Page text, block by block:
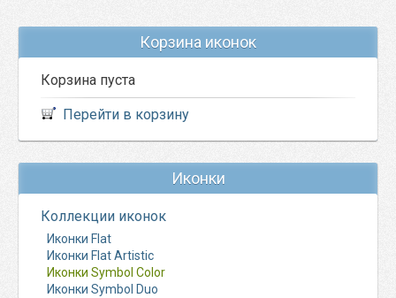
Корзина иконок
Корзина пуста
Перейти в корзину
Иконки
Коллекции иконок
Иконки Flat
Иконки Flat Artistic
Иконки Symbol Color
Иконки Symbol Duo